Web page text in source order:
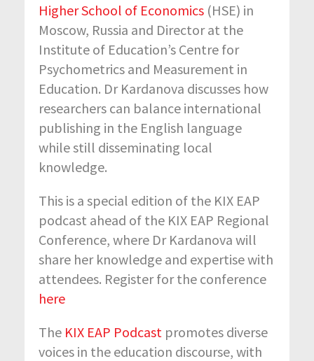
Higher School of Economics (HSE) in
Moscow, Russia and Director at the
Institute of Education’s Centre for
Psychometrics and Measurement in
Education. Dr Kardanova discusses how
researchers can balance international
publishing in the English language
while still disseminating local
knowledge.
This is a special edition of the KIX EAP
podcast ahead of the KIX EAP Regional
Conference, where Dr Kardanova will
share her knowledge and expertise with
attendees. Register for the conference
here
The KIX EAP Podcast promotes diverse
voices in the education discourse, with